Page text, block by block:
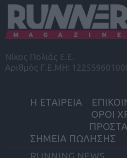
Νίκος Πολιάς Ε.Ε.
Αριθμός Γ.Ε.ΜΗ:
Η ΕΤΑΙΡΕΙΑ
ΟΡΟΙ
ΣΗΜΕΙΑ ΠΩΛΗΣΗΣ